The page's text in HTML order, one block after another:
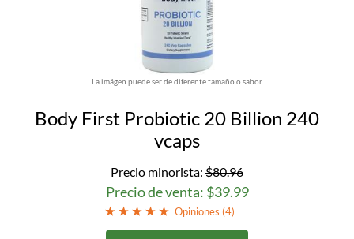
La imágen puede ser de diferente tamaño o sabor
Body First Probiotic 20 Billion 240
vcaps
Precio minorista: $80.96
Precio de venta: $39.99
Opiniones (4)